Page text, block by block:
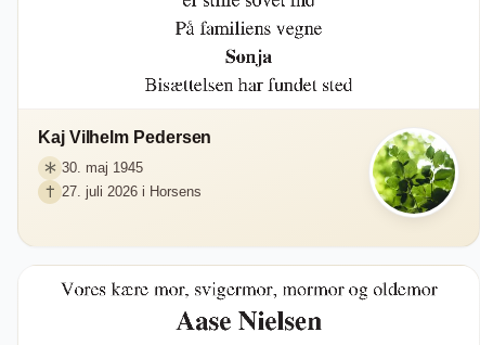
Kaj Vilhelm Pedersen
30. maj 1945
27. juli 2026 i Horsens